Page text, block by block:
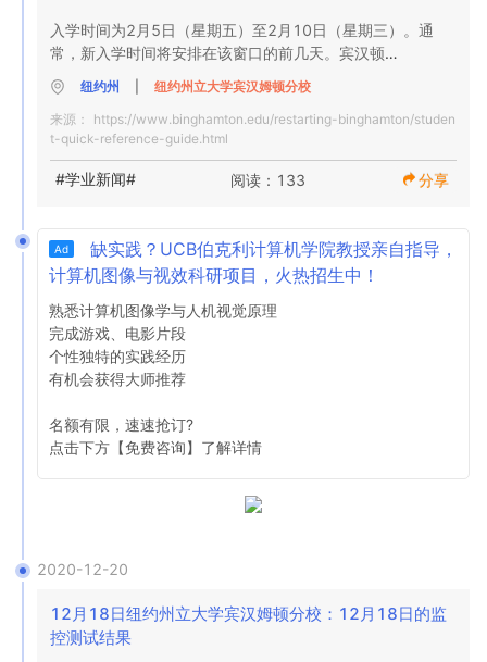
入学时间为2月5日（星期五）至2月10日（星期三）。通
常，新入学时间将安排在该窗口的前几天。宾汉顿
（Binghamton）要求像秋季学期一样，对到达校园后将居住
在校园内的所有学生进行COVID-19测试。搬入测试将在旧
联盟大厅的大学联盟中进行。
为了使学生有资格进行测试和进入宿舍，必须完成的其他返
回校园或上校园的要求：
学生将确认，在进入校园之前的14天里，他们没有症状，没
有外出旅行并且没有与COVID-19阳性个体接触。
学生将确认他们在来到校园之前已经完成了为期7天的预防性
检疫。
学生必须已经签署了房屋许可证和房屋许可证附录。
学生必须已确认权利和责任文件。
在您上课之前，大学将为学生提供通知和完成以上所有项目
他原因而无法进行测试的学生，将被要求通过Decker
Student Health Services提交此类状态的证明。测试结果应
何原因要求免试的表格，例如您是一名远程学习者，您正在
2020年11月4日之前检测出COVID-19呈阳性，则仍需要进
纽约州
纽约州立大学宾汉姆顿分校
来源： https://www.binghamton.edu/restarting-binghamton/studen
t-quick-reference-guide.html
#学业新闻# 阅读：133 分享
Ad
缺实践？UCB伯克利计算机学院教授亲自指导，
计算机图像与视效科研项目，火热招生中！
熟悉计算机图像学与人机视觉原理
完成游戏、电影片段
个性独特的实践经历
有机会获得大师推荐
名额有限，速速抢订?
点击下方【免费咨询】了解详情
2020-12-20
12月18日纽约州立大学宾汉姆顿分校：12月18日的监
控测试结果